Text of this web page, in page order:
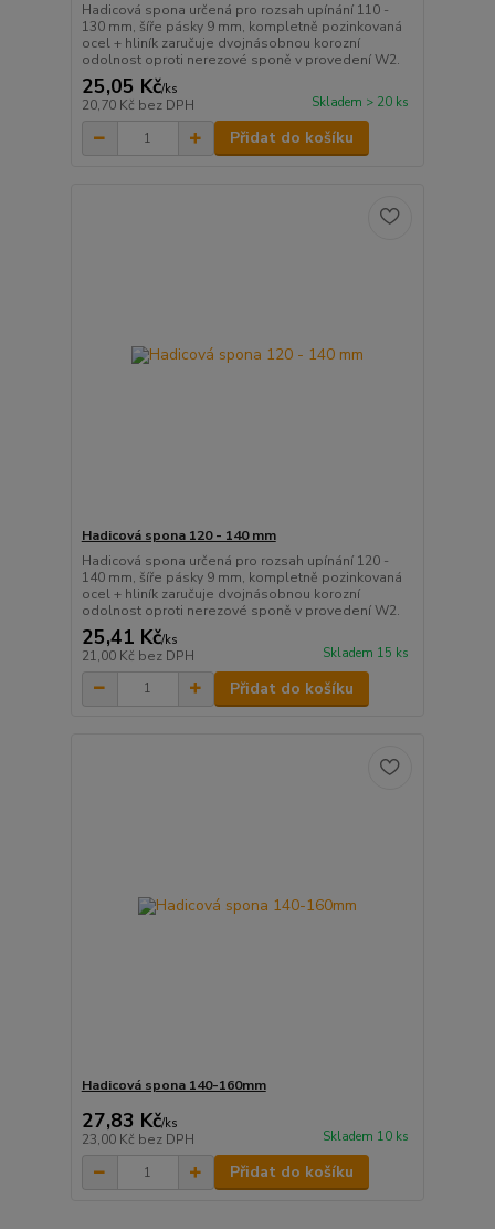
Hadicová spona určená pro rozsah upínání 110 -
130 mm, šíře pásky 9 mm, kompletně pozinkovaná
ocel + hliník zaručuje dvojnásobnou korozní
odolnost oproti nerezové sponě v provedení W2.
25,05 Kč/ks
20,70 Kč bez DPH Skladem > 20 ks
Přidat do košíku
Hadicová spona 120 - 140 mm
Hadicová spona určená pro rozsah upínání 120 -
140 mm, šíře pásky 9 mm, kompletně pozinkovaná
ocel + hliník zaručuje dvojnásobnou korozní
odolnost oproti nerezové sponě v provedení W2.
25,41 Kč/ks
21,00 Kč bez DPH Skladem 15 ks
Přidat do košíku
Hadicová spona 140-160mm
27,83 Kč/ks
23,00 Kč bez DPH Skladem 10 ks
Přidat do košíku